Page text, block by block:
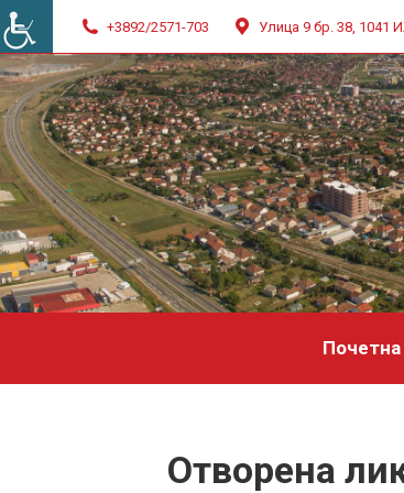
+3892/2571-703 Улица 9 бр. 38, 1041
Почетна
Отворена